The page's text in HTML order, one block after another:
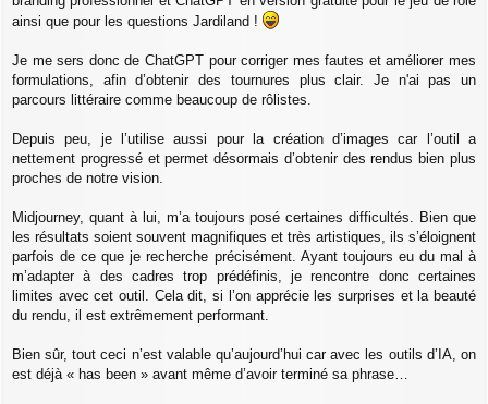
e
ainsi que pour les questions Jardiland !
Je me sers donc de ChatGPT pour corriger mes fautes et améliorer mes
formulations, afin d’obtenir des tournures plus clair. Je n'ai pas un
parcours littéraire comme beaucoup de rôlistes.
Depuis peu, je l’utilise aussi pour la création d’images car l’outil a
nettement progressé et permet désormais d’obtenir des rendus bien plus
proches de notre vision.
Midjourney, quant à lui, m’a toujours posé certaines difficultés. Bien que
les résultats soient souvent magnifiques et très artistiques, ils s’éloignent
parfois de ce que je recherche précisément. Ayant toujours eu du mal à
m’adapter à des cadres trop prédéfinis, je rencontre donc certaines
limites avec cet outil. Cela dit, si l’on apprécie les surprises et la beauté
du rendu, il est extrêmement performant.
Bien sûr, tout ceci n’est valable qu’aujourd’hui car avec les outils d’IA, on
est déjà « has been » avant même d’avoir terminé sa phrase…